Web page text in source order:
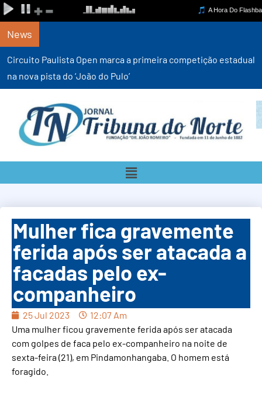
News
Circuito Paulista Open marca a primeira competição estadual
na nova pista do ‘João do Pulo’
Mulher fica gravemente
ferida após ser atacada a
facadas pelo ex-
companheiro
25 Jul 2023
12:07 Am
Uma mulher ficou gravemente ferida após ser atacada
com golpes de faca pelo ex-companheiro na noite de
sexta-feira (21), em Pindamonhangaba. O homem está
foragido.